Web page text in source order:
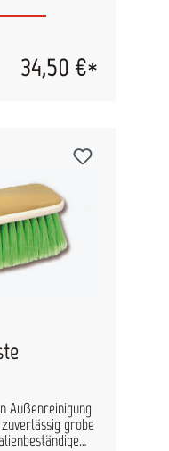
Stielen.
34,50 €*
Außenreinigung
zuverlässig grobe